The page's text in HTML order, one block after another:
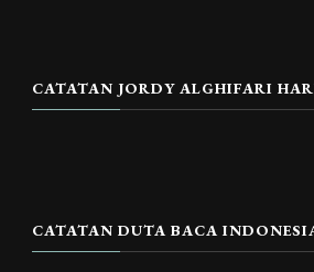
CATATAN JORDY ALGHIFARI
CATATAN DUTA BACA